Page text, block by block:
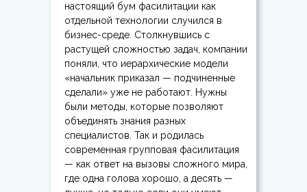
настоящий бум фасилитации как
отдельной технологии случился в
бизнес-среде. Столкнувшись с
растущей сложностью задач, компании
поняли, что иерархические модели
«начальник приказал — подчиненные
сделали» уже не работают. Нужны
были методы, которые позволяют
объединять знания разных
специалистов. Так и родилась
современная групповая фасилитация
— как ответ на вызовы сложного мира,
где одна голова хорошо, а десять —